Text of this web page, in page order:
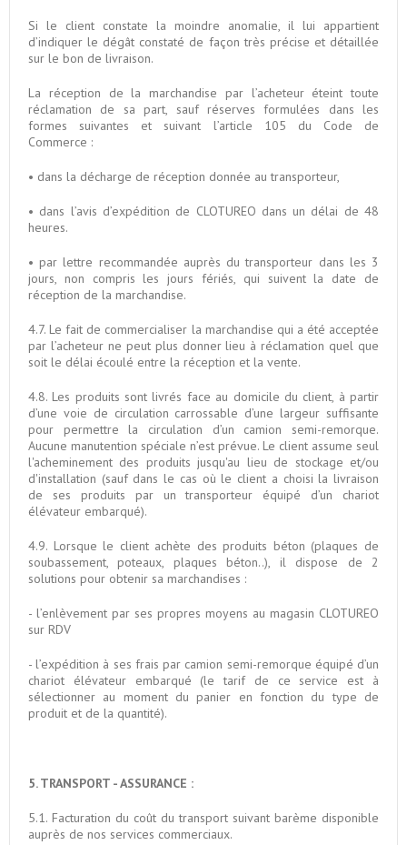
Si le client constate la moindre anomalie, il lui appartient
d’indiquer le dégât constaté de façon très précise et détaillée
sur le bon de livraison.
La réception de la marchandise par l’acheteur éteint toute
réclamation de sa part, sauf réserves formulées dans les
formes suivantes et suivant l’article 105 du Code de
Commerce :
• dans la décharge de réception donnée au transporteur,
• dans l’avis d’expédition de CLOTUREO dans un délai de 48
heures.
• par lettre recommandée auprès du transporteur dans les 3
jours, non compris les jours fériés, qui suivent la date de
réception de la marchandise.
4.7. Le fait de commercialiser la marchandise qui a été acceptée
par l’acheteur ne peut plus donner lieu à réclamation quel que
soit le délai écoulé entre la réception et la vente.
4.8. Les produits sont livrés face au domicile du client, à partir
d’une voie de circulation carrossable d’une largeur suffisante
pour permettre la circulation d’un camion semi-remorque.
Aucune manutention spéciale n’est prévue. Le client assume seul
l'acheminement des produits jusqu'au lieu de stockage et/ou
d'installation (sauf dans le cas où le client a choisi la livraison
de ses produits par un transporteur équipé d’un chariot
élévateur embarqué).
4.9. Lorsque le client achète des produits béton (plaques de
soubassement, poteaux, plaques béton..), il dispose de 2
solutions pour obtenir sa marchandises :
- l’enlèvement par ses propres moyens au magasin CLOTUREO
sur RDV
- l’expédition à ses frais par camion semi-remorque équipé d’un
chariot élévateur embarqué (le tarif de ce service est à
sélectionner au moment du panier en fonction du type de
produit et de la quantité).
5. TRANSPORT - ASSURANCE :
5.1. Facturation du coût du transport suivant barème disponible
auprès de nos services commerciaux.